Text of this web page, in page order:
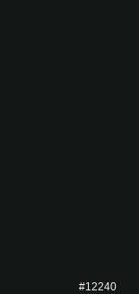
#12240